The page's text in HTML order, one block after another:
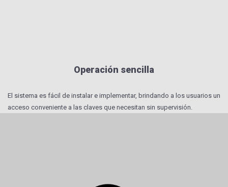
Operación sencilla
El sistema es fácil de instalar e implementar, brindando a los usuarios un
acceso conveniente a las claves que necesitan sin supervisión.